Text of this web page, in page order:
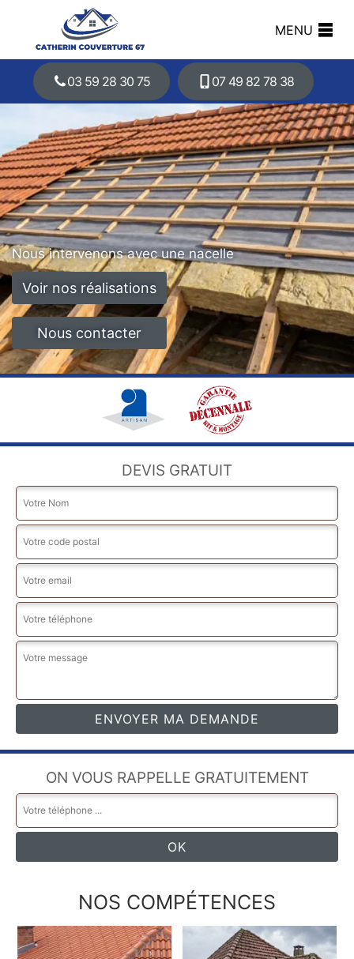
MENU
03 59 28 30 75 07 49 82 78 38
Nous intervenons avec une nacelle
Voir nos réalisations
Nous contacter
DEVIS GRATUIT
ON VOUS RAPPELLE GRATUITEMENT
NOS COMPÉTENCES